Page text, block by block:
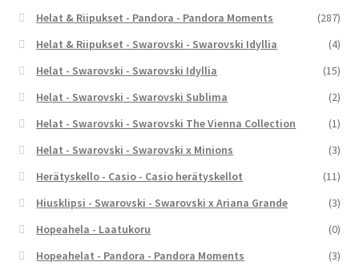
Helat & Riipukset - Pandora - Pandora Moments
(287)
Helat & Riipukset - Swarovski - Swarovski Idyllia
(4)
Helat - Swarovski - Swarovski Idyllia
(15)
Helat - Swarovski - Swarovski Sublima
(2)
Helat - Swarovski - Swarovski The Vienna Collection
(1)
Helat - Swarovski - Swarovski x Minions
(3)
Herätyskello - Casio - Casio herätyskellot
(11)
Hiusklipsi - Swarovski - Swarovski x Ariana Grande
(3)
Hopeahela - Laatukoru
(0)
Hopeahelat - Pandora - Pandora Moments
(3)